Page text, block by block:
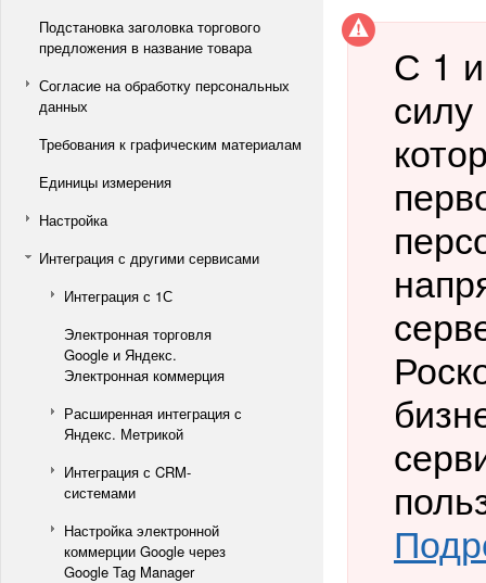
Подстановка заголовка торгового
предложения в название товара
Согласие на обработку персональных
данных
Требования к графическим материалам
Единицы измерения
Настройка
Интеграция с другими сервисами
Интеграция с 1С
Электронная торговля
Google и Яндекс.
Электронная коммерция
Расширенная интеграция с
Яндекс. Метрикой
Интеграция с CRM-
системами
Настройка электронной
коммерции Google через
Google Tag Manager
С 1